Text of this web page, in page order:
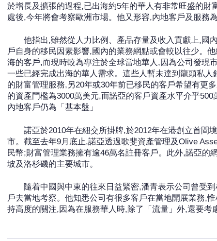
於增長及擴張的過程,已出海約5年的華人有非常旺盛的財
處後,今年將會考察歐洲市場。他又形容,內地客戶及服務
他指出,雖然從人力比例、產品存量及收入貢獻上,國
戶自身的移民因素影響,國內的業務網點或會較以往少。
海的客戶,而現時較為專注於全球當地華人,因為公司發現
一些已經完成出海的華人需求。這些人暫未達到龍頭私
的財富管理服務,另20年或30年前已移民的客戶希望有更
的資產門檻為3000萬美元,而諾亞的客戶資產水平介乎500
內地客戶仍為「基本盤」
諾亞於2010年在紐交所掛牌,於2012年在港創立首間
市。截至去年9月底止,諾亞透過歌斐資產管理及Olive
民幣;財富管理業務擁有逾46萬名註冊客戶。此外,諾亞的
坡及洛杉磯的主要城市。
隨着中國與中東的往來日益緊密,潘青表示公司曾受
戶去當地考察。他知悉公司有很多客戶在當地開展業務,
持高度的關注,因為在服務華人時,除了「流量」外,還要考